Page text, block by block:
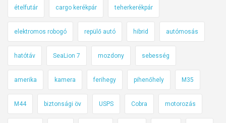
ételfutár cargo kerékpár teherkerékpár
elektromos robogó repülő autó hibrid autómosás
hatótáv SeaLion 7 mozdony sebesség
amerika kamera ferihegy pihenőhely M35
M44 biztonsági öv USPS Cobra motorozás